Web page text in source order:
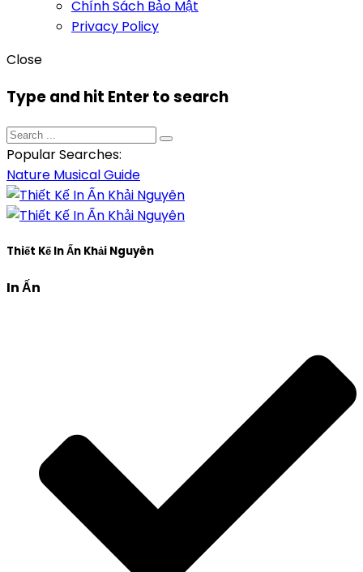
Chính Sách Bảo Mật
Privacy Policy
Close
Type and hit Enter to search
Popular Searches:
Nature MusicalGuide
Thiết Kế In Ấn Khải Nguyên
In Ấn